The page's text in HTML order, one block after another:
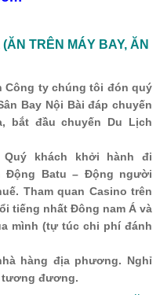
TRÊN MÁY BAY, ĂN
Công ty chúng tôi đón quý
Bay Nội Bài đáp chuyến
bắt đầu chuyến Du Lịch
Quý khách khởi hành đi
Động Batu – Động người
Tham quan Casino trên
tiếng nhất Đông nam Á và
mình (tự túc chi phí đánh
hàng địa phương. Nghỉ
tương đương.